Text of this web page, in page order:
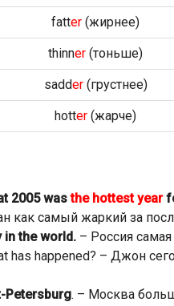
fatter (жирнее)
thinner (тоньше)
sadder(грустнее)
hotter (жарче)
2005 wasthe hottest year
как самый жаркий за
the world. – Россия
has happened? – Джон
Petersburg. – Москва